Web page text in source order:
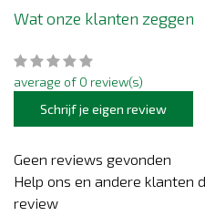
Wat onze klanten zeggen
average of 0 review(s)
Schrijf je eigen review
Geen reviews gevonden
Help ons en andere klanten
review